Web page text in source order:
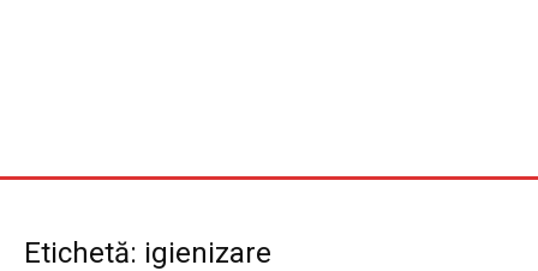
Etichetă: igienizare